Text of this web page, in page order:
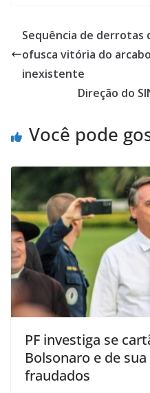
Sequência de derrotas
ofusca vitória do
inexistente
Direção do
Você pode
PF investiga se
Bolsonaro e de
fraudados